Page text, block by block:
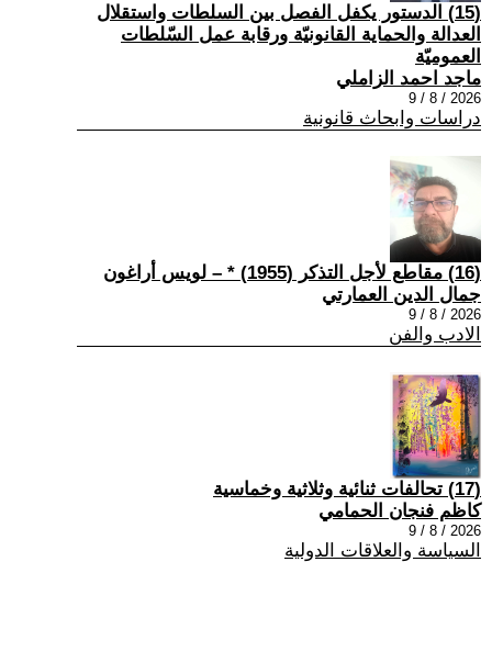
(15) الدستور يكفل الفصل بين السلطات واستقلال
العدالة والحماية القانونيّة ورقابة عمل السّلطات
العموميّة
ماجد احمد الزاملي
2026 / 8 / 9
دراسات وابحاث قانونية
(16) مقاطع لأجل التذكر (1955) * – لويس أراغون
جمال الدين العمارتي
2026 / 8 / 9
الادب والفن
(17) تحالفات ثنائية وثلاثية وخماسية
كاظم فنجان الحمامي
2026 / 8 / 9
السياسة والعلاقات الدولية